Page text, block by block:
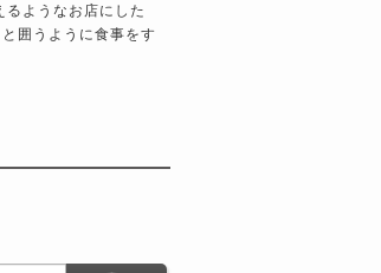
ようなお店にした
囲うように食事をす